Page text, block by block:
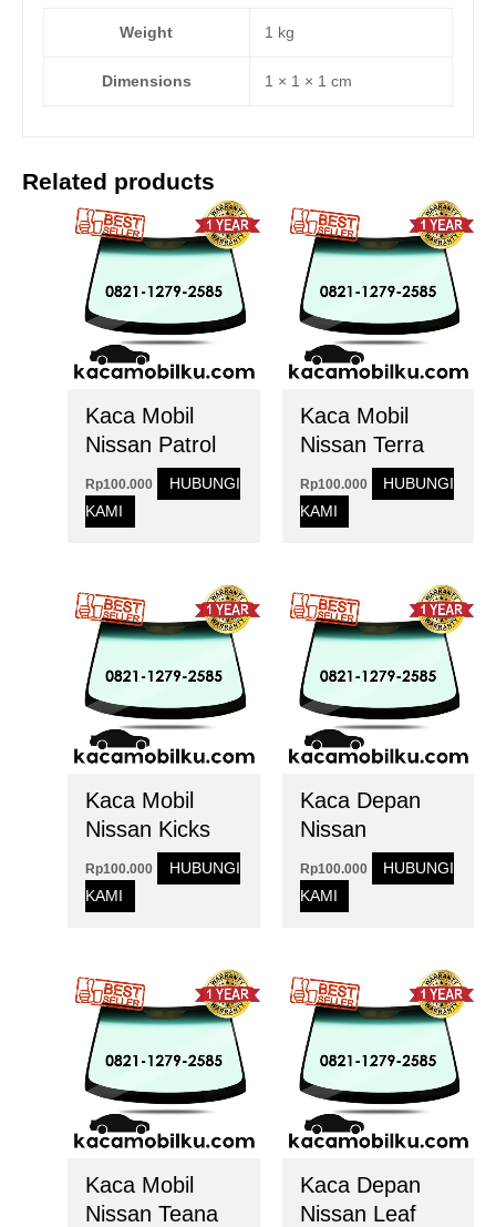
Weight 1 kg
Dimensions 1 × 1 × 1 cm
Related products
Kaca Mobil
Nissan Patrol
Rp100.000
HUBUNGI
KAMI
Kaca Mobil
Nissan Terra
Rp100.000
HUBUNGI
KAMI
Kaca Mobil
Nissan Kicks
Rp100.000
HUBUNGI
KAMI
Kaca Depan
Nissan
Rp100.000
HUBUNGI
KAMI
Kaca Mobil
Nissan Teana
Kaca Depan
Nissan Leaf